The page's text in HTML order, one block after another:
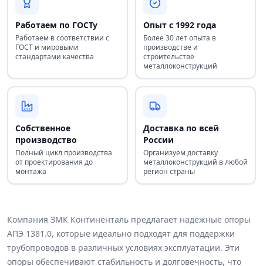
Работаем по ГОСТу
Работаем в соответствии с
ГОСТ и мировыми
стандартами качества
Опыт с 1992 года
Более 30 лет опыта в
производстве и
строительстве
металлоконструкций
Собственное
производство
Полный цикл производства
от проектирования до
монтажа
Доставка по всей
России
Организуем доставку
металлоконструкций в любой
регион страны
Компания ЗМК Континенталь предлагает надежные опоры
АПЭ 1381.0, которые идеально подходят для поддержки
трубопроводов в различных условиях эксплуатации. Эти
опоры обеспечивают стабильность и долговечность, что